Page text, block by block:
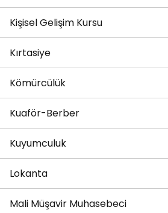
Kişisel Gelişim Kursu
Kırtasiye
Kömürcülük
Kuaför-Berber
Kuyumculuk
Lokanta
Mali Müşavir Muhasebeci